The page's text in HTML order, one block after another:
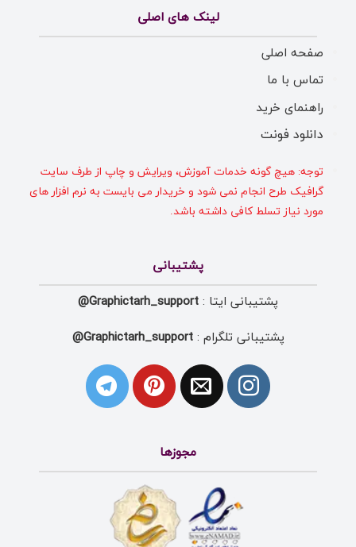
لینک های اصلی
صفحه اصلی
تماس با ما
راهنمای خرید
دانلود فونت
توجه: هیچ گونه خدمات آموزش، ویرایش و چاپ از طرف سایت
گرافیک طرح انجام نمی شود و خریدار می بایست به نرم افزار های
مورد نیاز تسلط کافی داشته باشد.
پشتیبانی
پشتیبانی ایتا : Graphictarh_support@
پشتیبانی تلگرام :Graphictarh_support@
مجوزها